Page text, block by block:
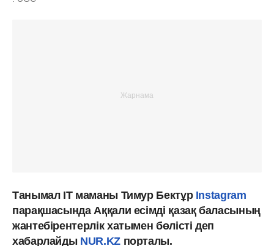
Танымал IT маманы Тимур БектұрInstagram
парақшасында Аққали есімді қазақ баласының
жантебірентерлік хатымен бөлісті деп
хабарлайдыNUR.KZ порталы.